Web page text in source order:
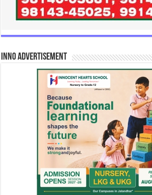
INNO Advertisement